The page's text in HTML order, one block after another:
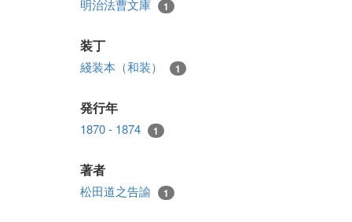
明治法曹文庫 1
装丁
綫装本（和装） 1
発行年
1870 - 1874 1
著者
松田道之告諭 1